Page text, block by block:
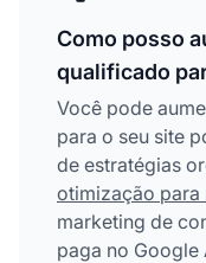
Como posso
qualificado
Você pode
para o seu site
de estratégias
otimização para
marketing de
paga no Google